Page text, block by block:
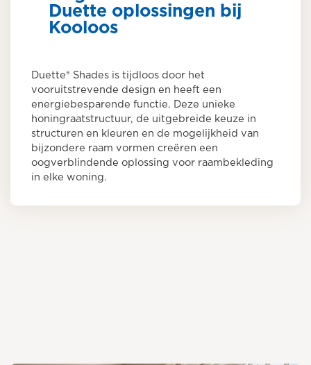
Duette oplossingen bij
Kooloos
Duette® Shades is tijdloos door het
vooruitstrevende design en heeft een
energiebesparende functie. Deze unieke
honingraatstructuur, de uitgebreide keuze in
structuren en kleuren en de mogelijkheid van
bijzondere raam vormen creëren een
oogverblindende oplossing voor raambekleding
in elke woning.